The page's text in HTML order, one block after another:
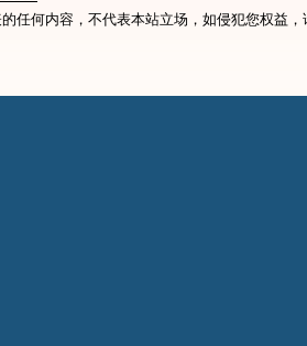
任何内容，不代表本站立场，如侵犯您权益